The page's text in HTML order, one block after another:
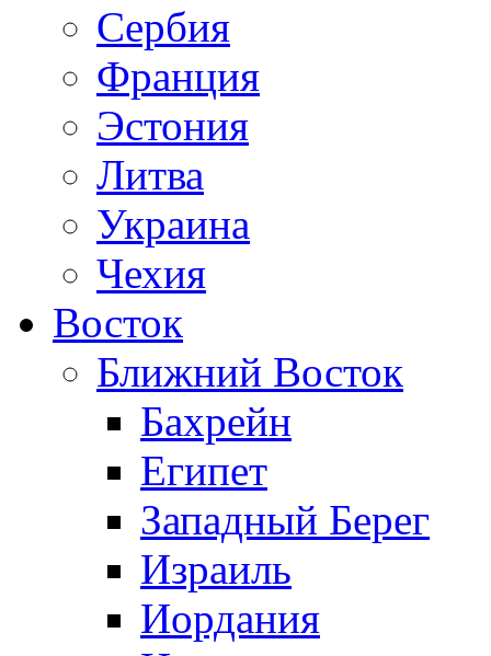
Сербия
Франция
Эстония
Литва
Украина
Чехия
Восток
Ближний Восток
Бахрейн
Египет
Западный Берег
Израиль
Иордания